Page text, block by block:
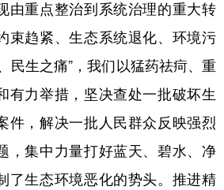
由重点整治到系统治理的重大转
束趋紧、生态系统退化、环境污
民生之痛”，我们以猛药祛疴、重
有力举措，坚决查处一批破坏生
件，解决一批人民群众反映强烈
，集中力量打好蓝天、碧水、净
了生态环境恶化的势头。推进精